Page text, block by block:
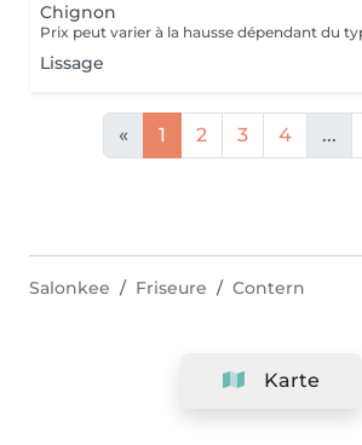
Chignon
Lissage
« 1 2 3 4 ...
Karte
Salonkee Friseure Contern